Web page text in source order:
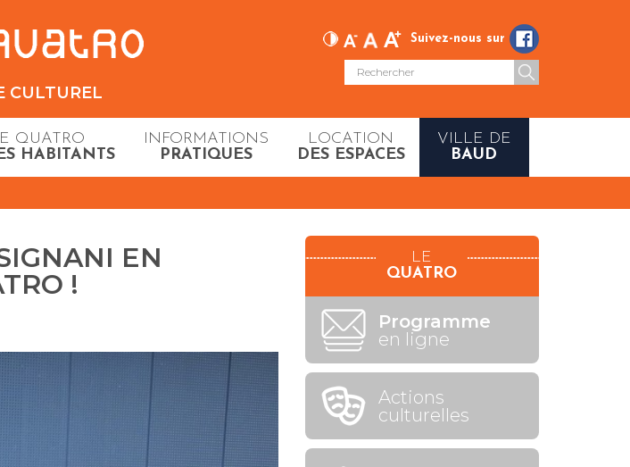
CULTUREL
Suivez-nous sur
QUATRO
HABITANTS
INFORMATIONS
PRATIQUES
LOCATION
DES ESPACES
VILLE DE
BAUD
EN
!
LE
QUATRO
Programme
en ligne
Actions
culturelles